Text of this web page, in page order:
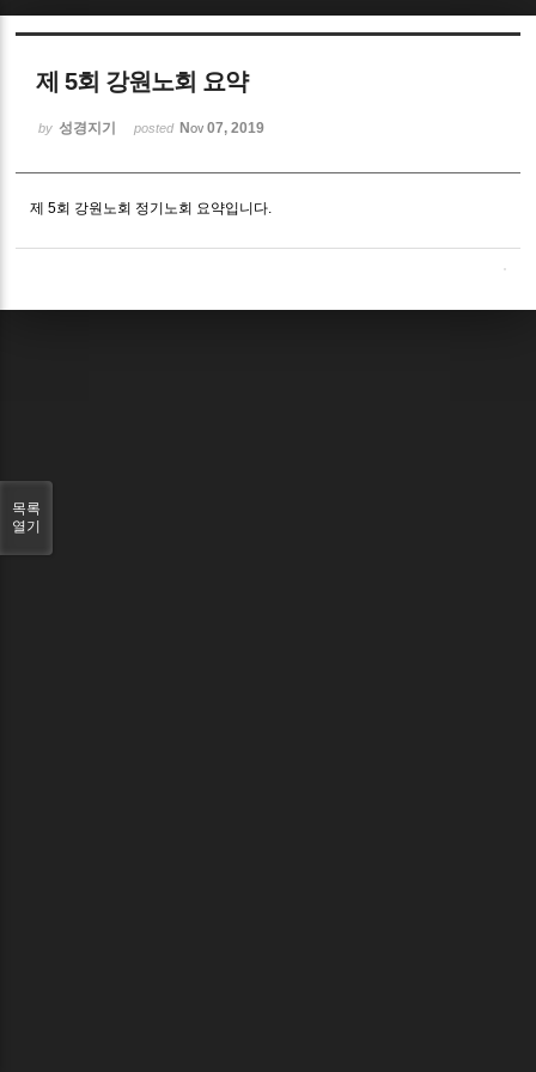
제 5회 강원노회 요약
by 성경지기 posted Nov 07, 2019
제 5회 강원노회 정기노회 요약입니다.
목록
열기
Sketchbook5, 스케치북5
Sketchbook5, 스케치북5